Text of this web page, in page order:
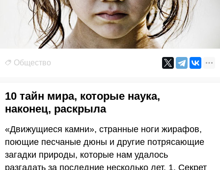
Общество
10 тайн мира, которые наука,
наконец, раскрыла
«Движущиеся камни», странные ноги жирафов,
поющие песчаные дюны и другие потрясающие
загадки природы, которые нам удалось
разгадать за последние несколько лет. 1. Секрет